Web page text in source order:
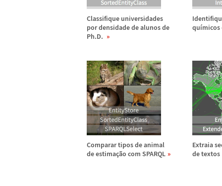
Classifique universidades
por densidade de alunos de
Ph.D.
químicos
Comparar tipos de animal
de estimação com SPARQL
Extraia
de textos